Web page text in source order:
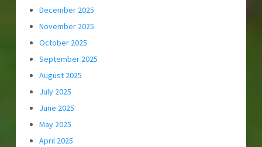
December 2025
November 2025
October 2025
September 2025
August 2025
July 2025
June 2025
May 2025
April 2025